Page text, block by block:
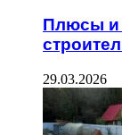
Плюсы и
29.03.2026